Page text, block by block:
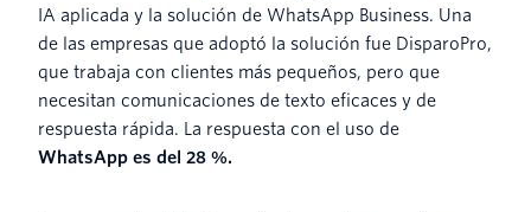
IA aplicada y la solución de WhatsApp Business. Una
de las empresas que adoptó la solución fue DisparoPro,
que trabaja con clientes más pequeños, pero que
necesitan comunicaciones de texto eficaces y de
respuesta rápida. La respuesta con el uso de
WhatsApp es del 28 %.